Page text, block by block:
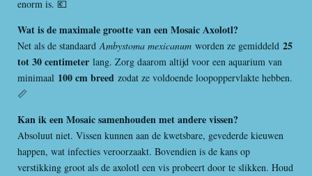
enorm is. 💶
Wat is de maximale grootte van een Mosaic Axolotl?
Net als de standaard Ambystoma mexicanum worden ze gemiddeld 25
tot 30 centimeter lang. Zorg daarom altijd voor een aquarium van
minimaal 100 cm breed zodat ze voldoende loopoppervlakte hebben.
📏
Kan ik een Mosaic samenhouden met andere vissen?
Absoluut niet. Vissen kunnen aan de kwetsbare, gevederde kieuwen
happen, wat infecties veroorzaakt. Bovendien is de kans op
verstikking groot als de axolotl een vis probeert door te slikken. Houd